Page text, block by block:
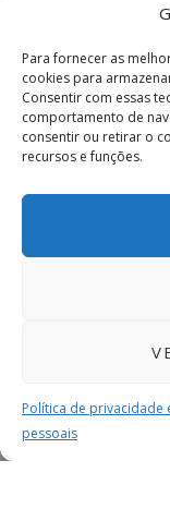
Para fornecer as
cookies para
Consentir com essas
comportamento de
consentir ou retirar o
recursos e funções.
Política de
pessoais